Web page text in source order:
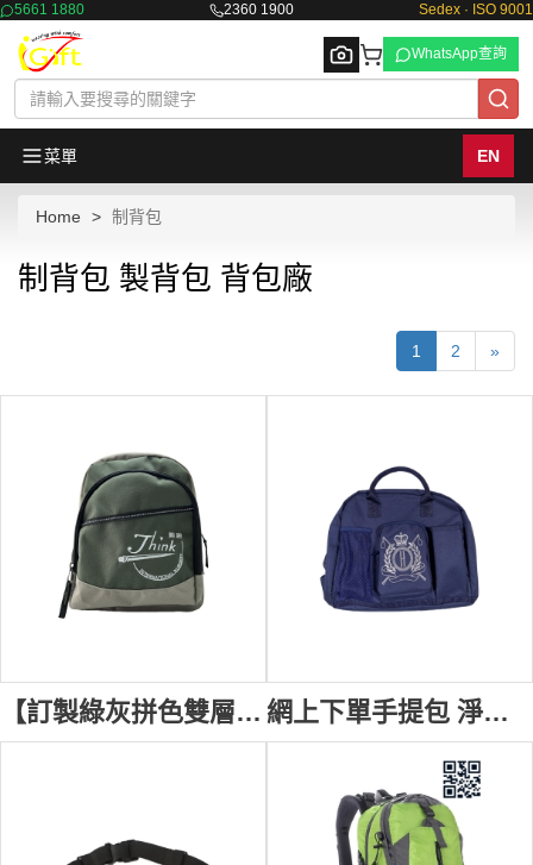
5661 1880 2360 1900 Sedex · ISO 9001
WhatsApp查詢
菜單 EN
Home 制背包
制背包 製背包 背包廠
1 2 »
【訂製綠灰拼色雙層拉鏈背囊】｜朗思國際幼稚園｜幼兒教育｜學生背囊｜書包設計｜尼龍布料｜幼稚園書包批發 BP-092 網上下單手提包 淨色折疊包 工作包 手提電腦袋 澳洲馬術 手提包生產商 A254